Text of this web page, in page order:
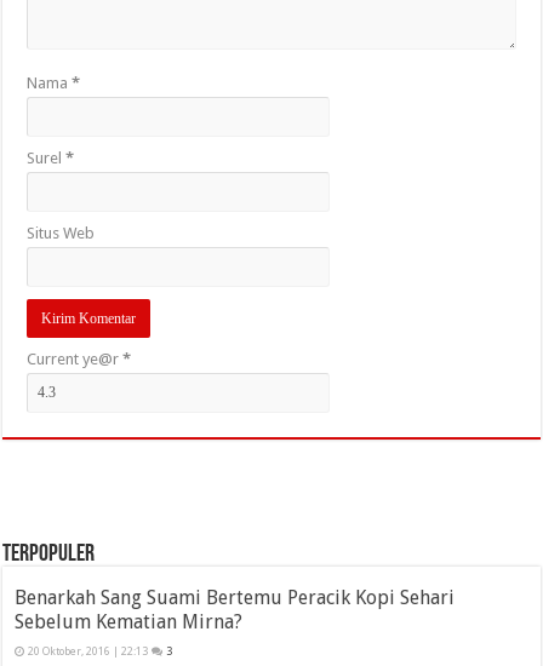
Nama*
Surel*
Situs Web
Current ye@r*
TERPOPULER
Benarkah Sang Suami Bertemu Peracik Kopi Sehari
Sebelum Kematian Mirna?
20 Oktober, 2016 | 22:13 3